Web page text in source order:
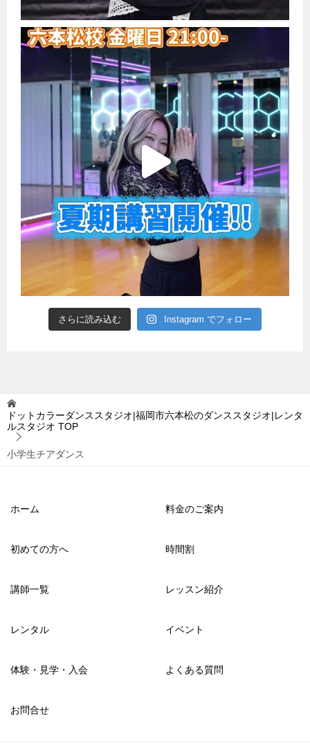
さらに読み込む Instagram でフォロー
ドットカラーダンススタジオ|福岡市六本松のダンススタジオ|レンタ
ルスタジオ TOP
小学生チアダンス
ホーム 料金のご案内
初めての方へ 時間割
講師一覧 レッスン紹介
レンタル イベント
体験・見学・入会 よくある質問
お問合せ